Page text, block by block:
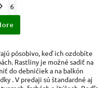
6
pôsobivo, keď ich ozdobíte
Rastliny je možné sadiť na
do debničiek a na balkón
. V predaji sú štandardné aj